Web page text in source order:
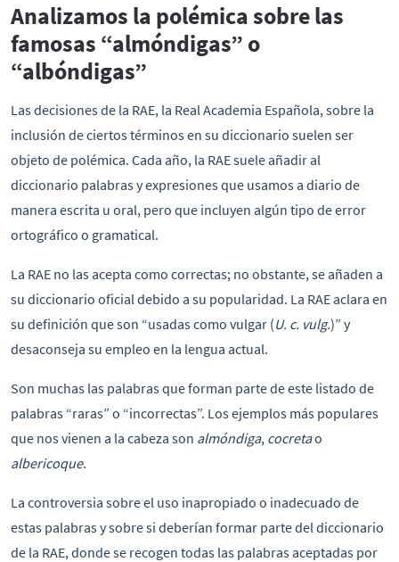
Analizamos la polémica sobre las
famosas “almóndigas” o
“albóndigas”
Las decisiones de la RAE, la Real Academia Española, sobre la
inclusión de ciertos términos en su diccionario suelen ser
objeto de polémica. Cada año, la RAE suele añadir al
diccionario palabras y expresiones que usamos a diario de
manera escrita u oral, pero que incluyen algún tipo de error
ortográfico o gramatical.
La RAE no las acepta como correctas; no obstante, se añaden a
su diccionario oficial debido a su popularidad. La RAE aclara en
su definición que son “usadas como vulgar (U. c. vulg.)” y
desaconseja su empleo en la lengua actual.
Son muchas las palabras que forman parte de este listado de
palabras “raras” o “incorrectas”. Los ejemplos más populares
que nos vienen a la cabeza son almóndiga, cocretao
albericoque.
La controversia sobre el uso inapropiado o inadecuado de
estas palabras y sobre si deberían formar parte del diccionario
de la RAE, donde se recogen todas las palabras aceptadas por